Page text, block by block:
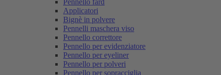
Pennello fard
Applicatori
Bignè in polvere
Pennelli maschera viso
Pennello correttore
Pennello per evidenziatore
Pennello per eyeliner
Pennello per polveri
Pennello per sopracciglia